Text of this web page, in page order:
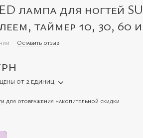
лампа для ногтей
таймер 10, 30, 60
Оставить отзыв
от 2 единиц
для отображения накопительной скидки